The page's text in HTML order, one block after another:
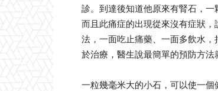
診。到達後知道他原來有腎石，一
而且此痛症的出現從來沒有症狀
法，一面吃止痛藥、一面多飲水
於治療，醫生說最簡單的預防方法
一粒幾毫米大的小石，可以使一